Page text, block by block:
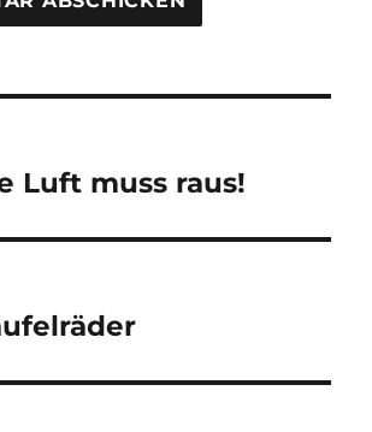
Luft muss raus!